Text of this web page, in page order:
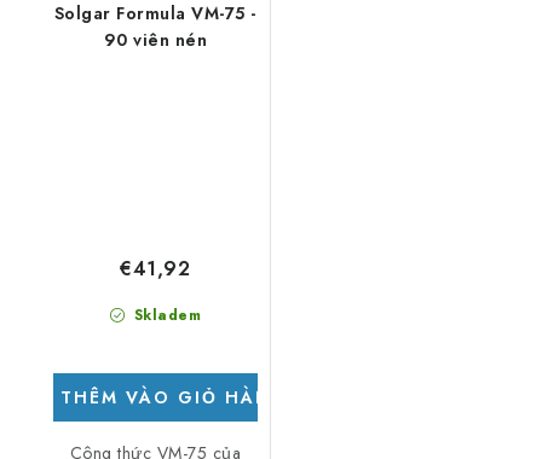
Solgar Formula VM-75 -
90 viên nén
Skladem
€41,92
THÊM VÀO GIỎ HÀNG
Công thức VM-75 của